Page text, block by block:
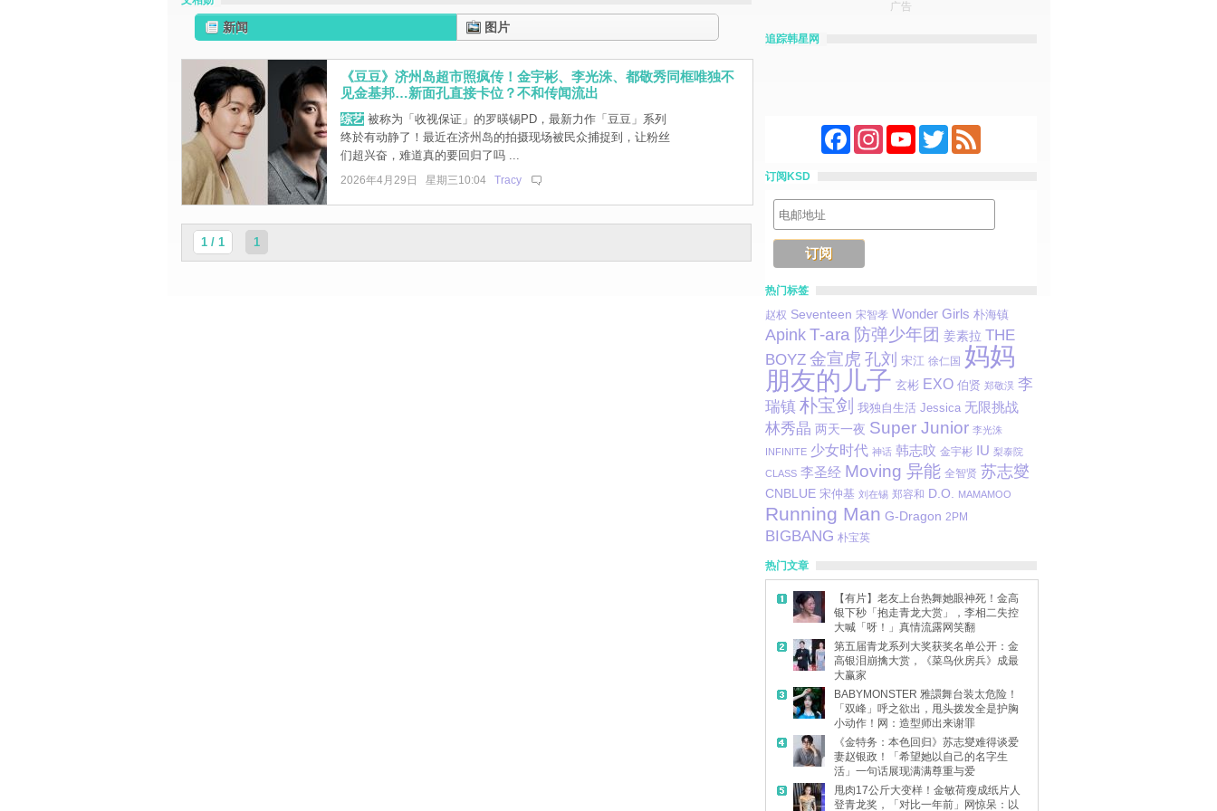
新闻 图片
《豆豆》济州岛超市照疯传！金宇彬、李光洙、都敬秀同框唯独不
见金基邦…新面孔直接卡位？不和传闻流出
综艺被称为「收视保证」的罗暎锡PD，最新力作「豆豆」系列
终於有动静了！最近在济州岛的拍摄现场被民众捕捉到，让粉丝
们超兴奋，难道真的要回归了吗 ...
2026年4月29日 星期三10:04 Tracy
1 / 1 1
广告
追踪韩星网
FacebookInstagramYouTubeTwitterFeed
订阅KSD
热门标签
赵权 Seventeen 宋智孝 Wonder Girls 朴海镇
Apink T-ara 防弹少年团 姜素拉 THE
BOYZ 金宣虎 孔刘 宋江 徐仁国 妈妈
朋友的儿子 玄彬 EXO 伯贤 郑敬淏 李
瑞镇 朴宝剑 我独自生活 Jessica 无限挑战
林秀晶 两天一夜 Super Junior 李光洙
INFINITE 少女时代 神话 韩志旼 金宇彬 IU 梨泰院
CLASS 李圣经 Moving 异能 全智贤 苏志燮
CNBLUE 宋仲基 刘在锡 郑容和 D.O. MAMAMOO
Running Man G-Dragon 2PM
BIGBANG 朴宝英
热门文章
【有片】老友上台热舞她眼神死！金高
银下秒「抱走青龙大赏」，李相二失控
大喊「呀！」真情流露网笑翻
第五届青龙系列大奖获奖名单公开：金
高银泪崩擒大赏，《菜鸟伙房兵》成最
大赢家
BABYMONSTER 雅譞舞台装太危险！
「双峰」呼之欲出，甩头拨发全是护胸
小动作！网：造型师出来谢罪
《金特务：本色回归》苏志燮难得谈爱
妻赵银政！「希望她以自己的名字生
活」一句话展现满满尊重与爱
甩肉17公斤大变样！金敏荷瘦成纸片人
登青龙奖，「对比一年前」网惊呆：以